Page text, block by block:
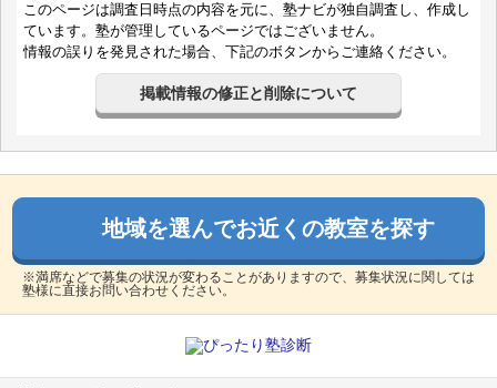
自由 平均 厳しい
口コミ投稿者ID:2623729
不適切な口コミを報告する
広陵真美ヶ丘教室の教室情報を見る
このページは調査日時点の内容を元に、塾ナビが独自調査し、作成し
ています。塾が管理しているページではございません。
情報の誤りを発見された場合、下記のボタンからご連絡ください。
掲載情報の修正と削除について
地域を選んでお近くの教室を探す
※満席などで募集の状況が変わることがありますので、募集状況に関しては
塾様に直接お問い合わせください。